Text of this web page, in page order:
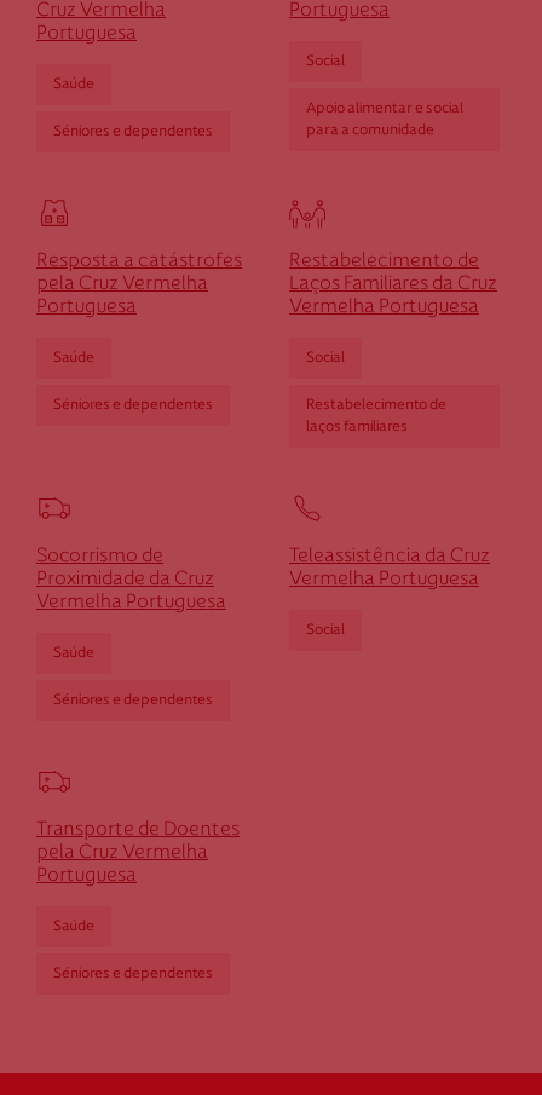
Cruz Vermelha
Portuguesa
Saúde
Séniores e dependentes
Portuguesa
Social
Apoio alimentar e social
para a comunidade
Resposta a catástrofes
pela Cruz Vermelha
Portuguesa
Saúde
Séniores e dependentes
Restabelecimento de
Laços Familiares da Cruz
Vermelha Portuguesa
Social
Restabelecimento de
laços familiares
Socorrismo de
Proximidade da Cruz
Vermelha Portuguesa
Saúde
Séniores e dependentes
Teleassistência da Cruz
Vermelha Portuguesa
Social
Transporte de Doentes
pela Cruz Vermelha
Portuguesa
Saúde
Séniores e dependentes